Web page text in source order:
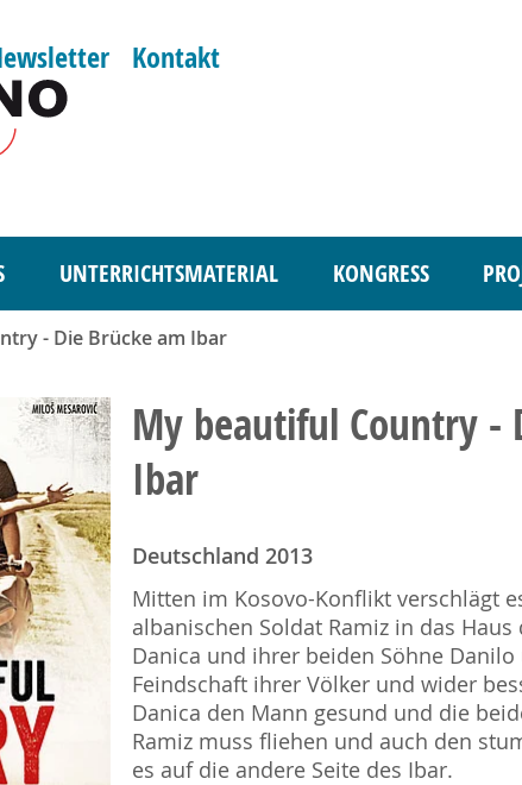
Kontakt
UNTERRICHTSMATERIAL KONGRESS
- Die Brücke am Ibar
My beautiful Country -
Ibar
Deutschland 2013
Mitten im Kosovo-Konflikt verschlägt
albanischen Soldat Ramiz in das
Danica und ihrer beiden Söhne
Feindschaft ihrer Völker und wider
Danica den Mann gesund und die
Ramiz muss fliehen und auch den
es auf die andere Seite des Ibar.